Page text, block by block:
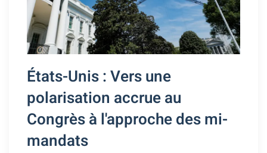
États-Unis : Vers une
polarisation accrue au
Congrès à l'approche des mi-
mandats